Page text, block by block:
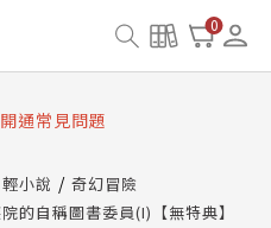
0
讀資產合併與書櫃開通申請
通常見問題
完成書櫃開通與資產合併申
讀資產合併與書櫃開通申請
輕小說
奇幻冒險
的自稱圖書委員(I)【無特典】